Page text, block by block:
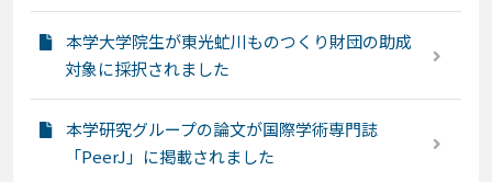
本学大学院生が東光虻川ものつくり財団の助成
対象に採択されました
本学研究グループの論文が国際学術専門誌
「PeerJ」に掲載されました